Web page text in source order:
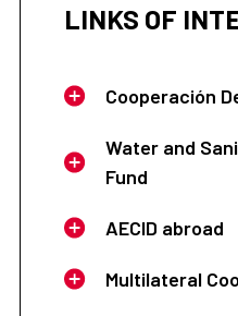
LINKS OF
Cooperación
Water and
Fund
AECID abroad
Multilateral